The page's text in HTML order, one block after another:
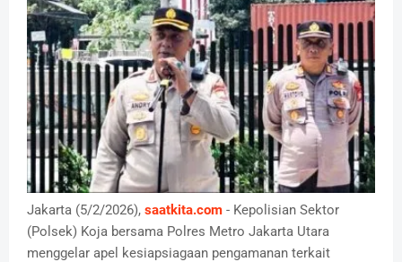
Jakarta (5/2/2026), saatkita.com - Kepolisian Sektor
(Polsek) Koja bersama Polres Metro Jakarta Utara
menggelar apel kesiapsiagaan pengamanan terkait